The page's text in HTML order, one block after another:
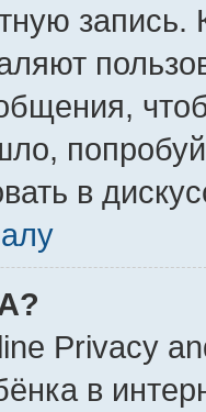
запись.
в
Privacy
в